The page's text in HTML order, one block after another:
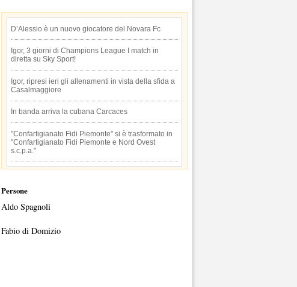
D’Alessio è un nuovo giocatore del Novara Fc
Igor, 3 giorni di Champions League I match in
diretta su Sky Sport!
Igor, ripresi ieri gli allenamenti in vista della sfida a
Casalmaggiore
In banda arriva la cubana Carcaces
"Confartigianato Fidi Piemonte" si è trasformato in
"Confartigianato Fidi Piemonte e Nord Ovest
s.c.p.a."
Persone
Aldo Spagnoli
Fabio di Domizio